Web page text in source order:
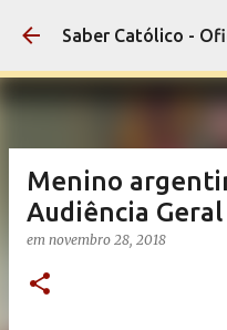
Pular para o
Saber Católico -
Menino
Audiência Geral
em novembro 28, 2018